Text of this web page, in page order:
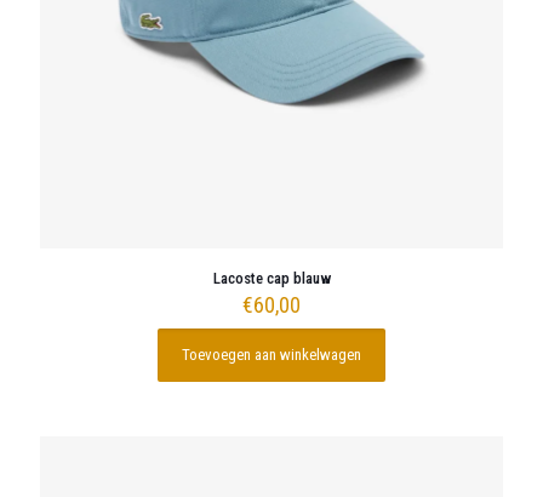
Lacoste cap blauw
€60,00
Toevoegen aan winkelwagen